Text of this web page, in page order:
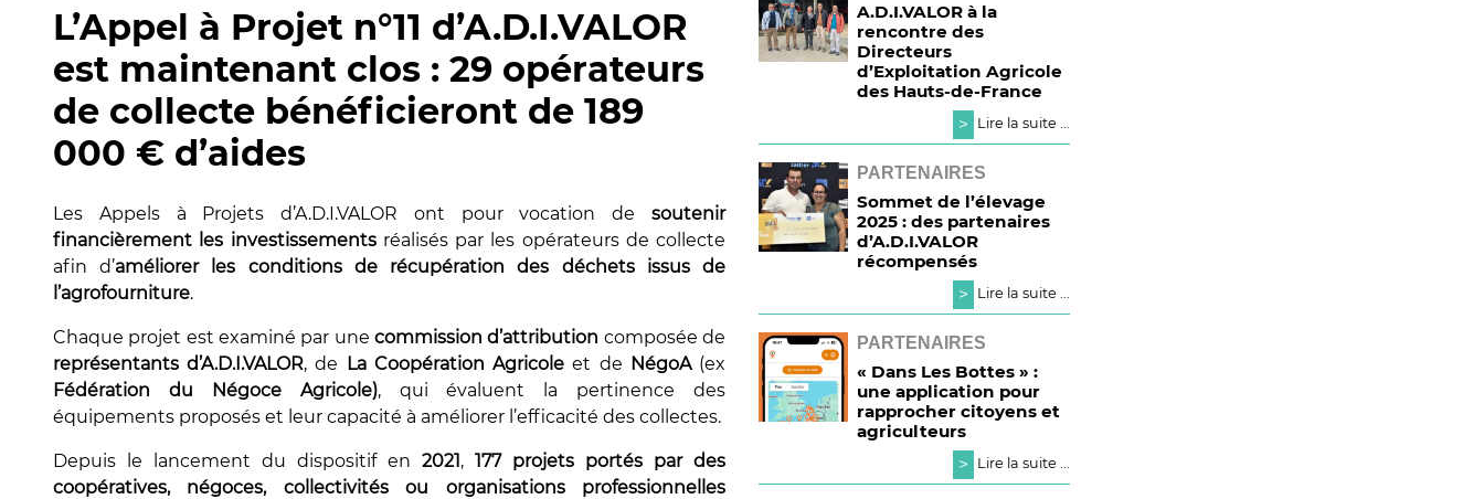
L’Appel à Projet n°11 d’A.D.I.VALOR
est maintenant clos : 29 opérateurs
de collecte bénéficieront de 189
000 € d’aides
Les Appels à Projets d’A.D.I.VALOR ont pour vocation de soutenir
financièrement les investissementsréalisés par les opérateurs de collecte
afin d’améliorer les conditions de récupération des déchets issus de
l’agrofourniture.
Chaque projet est examiné par une commission d’attribution composée de
représentants d’A.D.I.VALOR, de La Coopération Agricole et de NégoA (ex
Fédération du Négoce Agricole), qui évaluent la pertinence des
équipements proposés et leur capacité à améliorer l’efficacité des collectes.
Depuis le lancement du dispositif en 2021, 177 projets portés par des
coopératives, négoces, collectivités ou organisations professionnelles
A.D.I.VALOR à la
rencontre des
Directeurs
d’Exploitation Agricole
des Hauts-de-France
>
Lire la suite ...
PARTENAIRES
Sommet de l’élevage
2025 : des partenaires
d’A.D.I.VALOR
récompensés
>
Lire la suite ...
PARTENAIRES
« Dans Les Bottes » :
une application pour
rapprocher citoyens et
agriculteurs
>
Lire la suite ...